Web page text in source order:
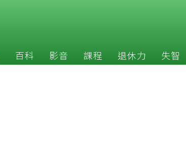
百科 影音 課程 退休力 失智